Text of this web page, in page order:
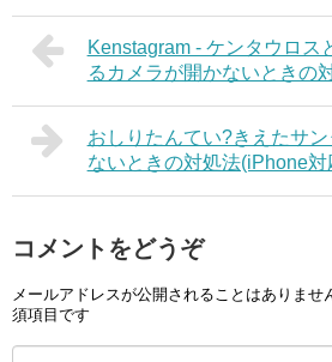
Kenstagram - ケンタウロス
るカメラが開かないときの
おしりたんてい?きえたサ
ないときの対処法(iPhone対
コメントをどうぞ
メールアドレスが公開されることはありませ
須項目です